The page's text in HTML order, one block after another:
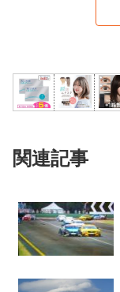
関連記事